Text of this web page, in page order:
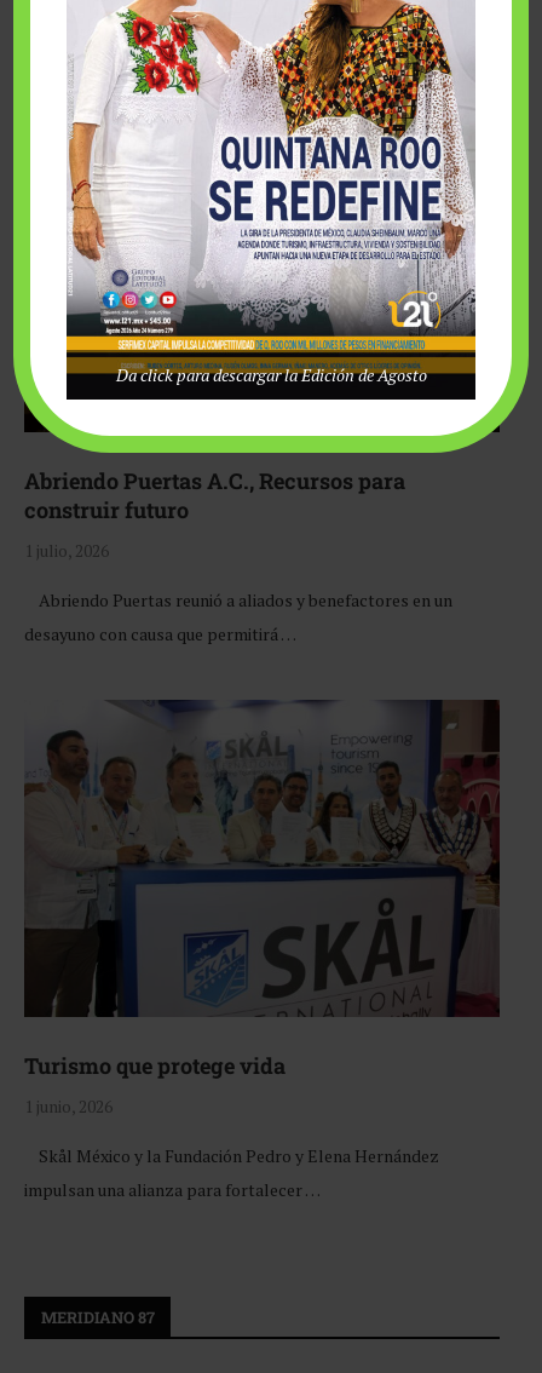
Fairmont Mayakoba y Make-A-Wish México unieron
esfuerzos para hacer realidad el deseo de una …
Abriendo Puertas A.C., Recursos para
construir futuro
1 julio, 2026
Abriendo Puertas reunió a aliados y benefactores en un
desayuno con causa que permitirá …
Turismo que protege vida
1 junio, 2026
Skål México y la Fundación Pedro y Elena Hernández
impulsan una alianza para fortalecer …
MERIDIANO 87
Da click para descargar la Edición de Agosto